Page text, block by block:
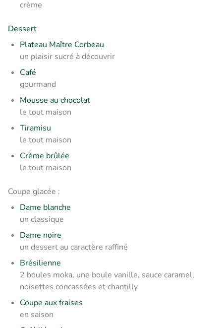
crème
Dessert
Plateau Maître Corbeau
un plaisir sucré à découvrir
Café
gourmand
Mousse au chocolat
le tout maison
Tiramisu
le tout maison
Crème brûlée
le tout maison
Coupe glacée :
Dame blanche
un classique
Dame noire
un dessert au caractère raffiné
Brésilienne
2 boules moka, une boule vanille, sauce caramel,
noisettes concassées et chantilly
Coupe aux fraises
en saison